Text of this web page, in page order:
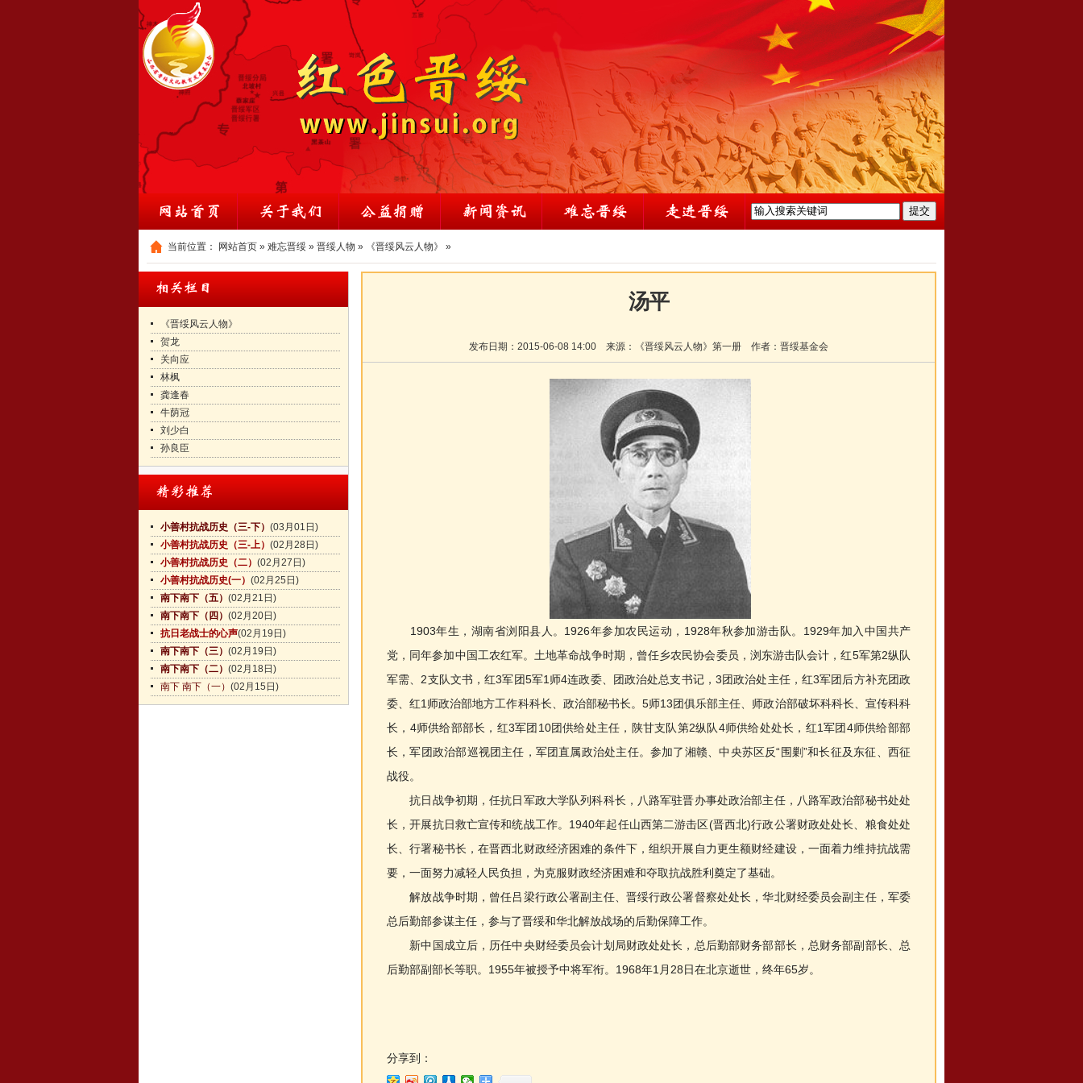
当前位置： 网站首页 » 难忘晋绥 » 晋绥人物 » 《晋绥风云人物》 »
《晋绥风云人物》
贺龙
关向应
林枫
龚逢春
牛荫冠
刘少白
孙良臣
小善村抗战历史（三-下） (03月01日)
小善村抗战历史（三-上） (02月28日)
小善村抗战历史（二） (02月27日)
小善村抗战历史(一） (02月25日)
南下南下（五） (02月21日)
南下南下（四） (02月20日)
抗日老战士的心声(02月19日)
南下南下（三） (02月19日)
南下南下（二） (02月18日)
南下 南下（一） (02月15日)
汤平
发布日期： 2015-06-08 14:00 来源： 《晋绥风云人物》第一册 作者： 晋绥基金会
1903年生，湖南省浏阳县人。1926年参加农民运动，1928年秋参加游击队。1929年加入中国共产
党，同年参加中国工农红军。土地革命战争时期，曾任乡农民协会委员，浏东游击队会计，红5军第2纵队
军需、2支队文书，红3军团5军1师4连政委、团政治处总支书记，3团政治处主任，红3军团后方补充团政
委、红1师政治部地方工作科科长、政治部秘书长。5师13团俱乐部主任、师政治部破坏科科长、宣传科科
长，4师供给部部长，红3军团10团供给处主任，陕甘支队第2纵队4师供给处处长，红1军团4师供给部部
长，军团政治部巡视团主任，军团直属政治处主任。参加了湘赣、中央苏区反“围剿”和长征及东征、西征
战役。
抗日战争初期，任抗日军政大学队列科科长，八路军驻晋办事处政治部主任，八路军政治部秘书处处
长，开展抗日救亡宣传和统战工作。1940年起任山西第二游击区(晋西北)行政公署财政处处长、粮食处处
长、行署秘书长，在晋西北财政经济困难的条件下，组织开展自力更生额财经建设，一面着力维持抗战需
要，一面努力减轻人民负担，为克服财政经济困难和夺取抗战胜利奠定了基础。
解放战争时期，曾任吕梁行政公署副主任、晋绥行政公署督察处处长，华北财经委员会副主任，军委
总后勤部参谋主任，参与了晋绥和华北解放战场的后勤保障工作。
新中国成立后，历任中央财经委员会计划局财政处处长，总后勤部财务部部长，总财务部副部长、总
后勤部副部长等职。1955年被授予中将军衔。1968年1月28日在北京逝世，终年65岁。
分享到：